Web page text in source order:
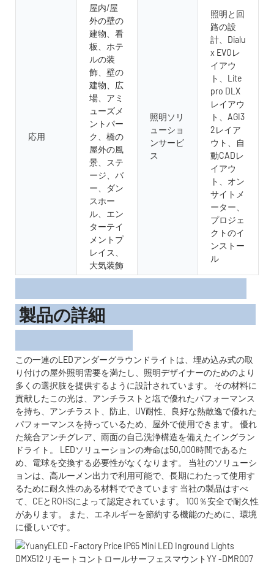
応用
屋内/屋
外の壁の
建物、看
板、ホテ
ルの装
飾、壁の
建物、広
場、アミ
ューズメ
ントパー
ク、橋の
屋外の風
景、ステ
ージ、バ
ー、ダン
スホー
ル、エン
ターテイ
メントプ
レイス、
大気装飾
照明ソリ
ューショ
ンサービ
ス
照明と回
路の設
計、Dialu
x EVOレ
イアウ
ト、Lite
pro DLX
レイアウ
ト、AGI3
2レイア
ウト、自
動CADレ
イアウ
ト、オン
サイトメ
ーター、
プロジェ
クトのイ
ンストー
ル
製品の詳細
この一連のLEDアンダーグラウンドライトは、埋め込み式の取
り付けの屋外照明需要を満たし、照明デザイナーのためのより
多くの選択肢を提供するように設計されています。 その材料に
貢献したこの光は、アンチラストと塩で優れたパフォーマンス
を持ち、アンチラスト、防止、UV耐性、良好な熱散逸で優れた
パフォーマンスを持っているため、屋外で使用できます。 優れ
た統合アンチグレア、雨面の自己洗浄構造を備えたイングラン
ドライト。 LEDソリューションの寿命は50,000時間であるた
め、電球を交換する必要性がなくなります。 当社のソリューシ
ョンは、高ルーメン出力で利用可能で、長期にわたって使用す
るために耐久性のある材料でできています 当社の製品はすべ
て、CEとROHSによって認定されています。 100％安全で耐久性
があります。 また、エネルギーを節約する機能のために、環境
に優しいです。